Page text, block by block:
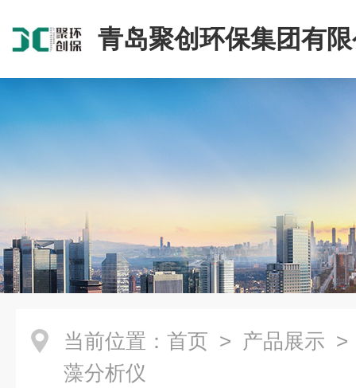
青岛聚创环保集团有
当前位置： 首页 > 产品展示
藻分析仪